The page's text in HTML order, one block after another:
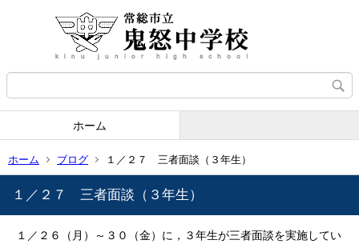
ホーム
ホーム ブログ １／２７ 三者面談（３年生）
１／２７ 三者面談（３年生）
１／２６（月）～３０（金）に，３年生が三者面談を実施してい